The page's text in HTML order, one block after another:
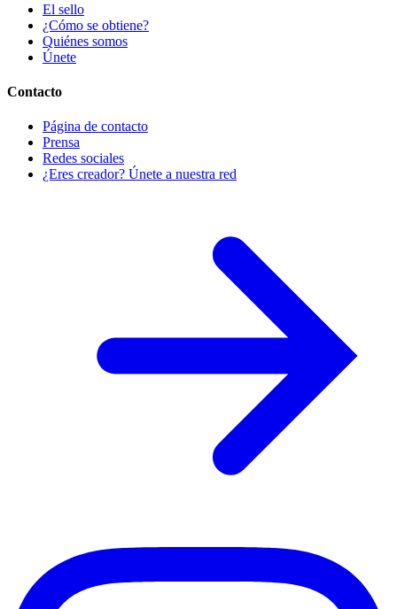
El sello
¿Cómo se obtiene?
Quiénes somos
Únete
Contacto
Página de contacto
Prensa
Redes sociales
¿Eres creador? Únete a nuestra red